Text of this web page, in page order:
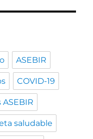
ASEBIR
COVID-19
saludable